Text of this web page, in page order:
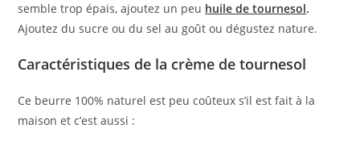
semble trop épais, ajoutez un peu huile de tournesol.
Ajoutez du sucre ou du sel au goût ou dégustez nature.
Caractéristiques de la crème de tournesol
Ce beurre 100% naturel est peu coûteux s’il est fait à la
maison et c’est aussi :